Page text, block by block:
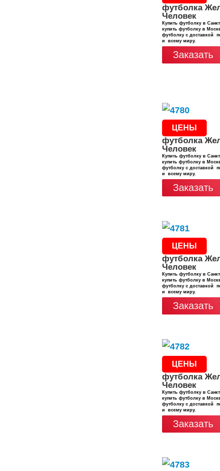
футболка
Человек
Купить футболку в
купить футболку в
футболку с доставкой
и всему миру.
Заказать
ЦЕНЫ
футболка
Человек
Купить футболку в
купить футболку в
футболку с доставкой
и всему миру.
Заказать
ЦЕНЫ
футболка
Человек
Купить футболку в
купить футболку в
футболку с доставкой
и всему миру.
Заказать
ЦЕНЫ
футболка
Человек
Купить футболку в
купить футболку в
футболку с доставкой
и всему миру.
Заказать